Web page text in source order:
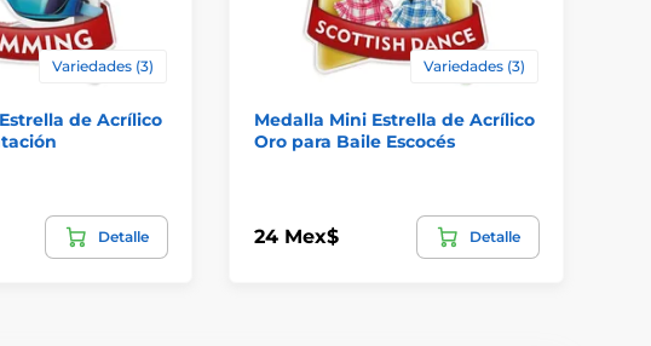
Variedades (3)
de Acrílico
Detalle
Variedades (3)
Medalla Mini Estrella de Acrílico
Oro para Baile Escocés
24 Mex$ Detalle